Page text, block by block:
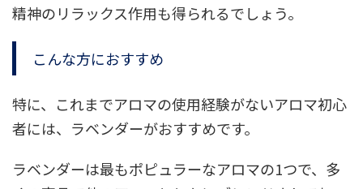
精神のリラックス作用も得られるでしょう。
こんな方におすすめ
特に、これまでアロマの使用経験がないアロマ初心
者には、ラベンダーがおすすめです。
ラベンダーは最もポピュラーなアロマの1つで、多